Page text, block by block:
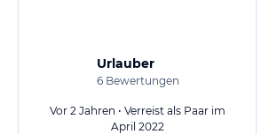
Urlauber
6Bewertungen
Vor 2 Jahren • Verreist als Paar im
April 2022